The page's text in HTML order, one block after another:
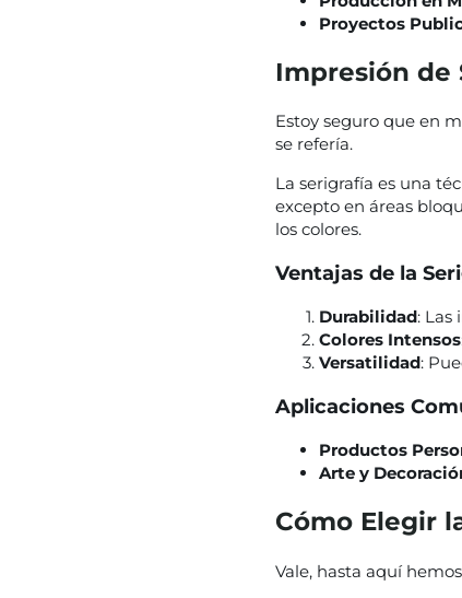
Proyectos
Impresión de
Estoy seguro que en
se refería.
La serigrafía es una
excepto en áreas
los colores.
Ventajas de la
Durabilidad: Las
Colores Intensos
Versatilidad:
Aplicaciones
Productos
Arte y
Cómo Elegir
Vale, hasta aquí